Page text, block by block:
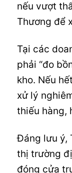
nếu vượt
Thương để
Tại các
phải “đo
kho. Nếu
xử lý
thiếu hàng,
Đáng lưu ý,
thị trường
đóng cửa